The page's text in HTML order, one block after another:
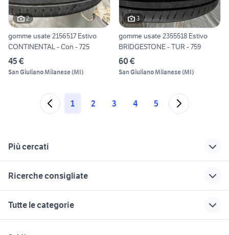
2
gomme usate 2156517 Estivo
CONTINENTAL - Con - 725
45 €
San Giuliano Milanese(MI)
3
gomme usate 2355518 Estivo
BRIDGESTONE - TUR - 759
60 €
San Giuliano Milanese(MI)
1 2 3 4 5
Più cercati
furgone audi
audi q3 2022 diesel
auto usate mantova
Ricerche consigliate
auto usate reggio emilia
Tutte le categorie